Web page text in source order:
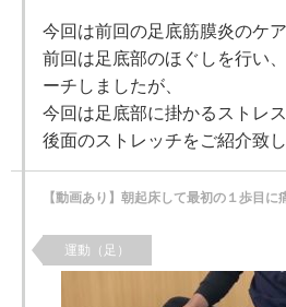
今回は前回の足底筋膜炎のケ
前回は足底部のほぐしを行い
ーチしましたが、
今回は足底部に掛かるストレ
後面のストレッチをご紹介致し
【動画あり】朝起床して最初の１歩目
運動（足）